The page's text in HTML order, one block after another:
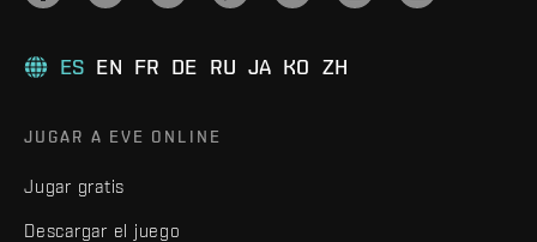
ES EN FR DE RU JA KO ZH
JUGAR A EVE ONLINE
Jugar gratis
Descargar el juego